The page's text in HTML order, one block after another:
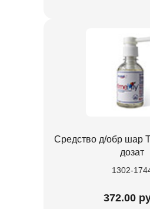
Средство д/обр шар
дозат
1302-
372.00